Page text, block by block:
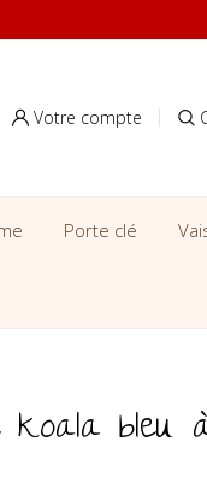
Votre compte
Porte clé
bleu